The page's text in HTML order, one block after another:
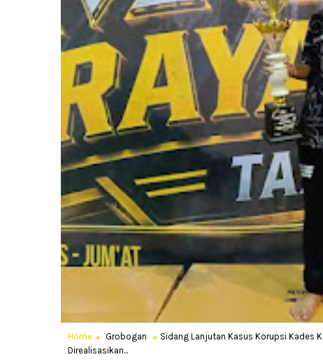
Home Grobogan
Sidang Lanjutan Kasus Korupsi Kades
Direalisasikan...